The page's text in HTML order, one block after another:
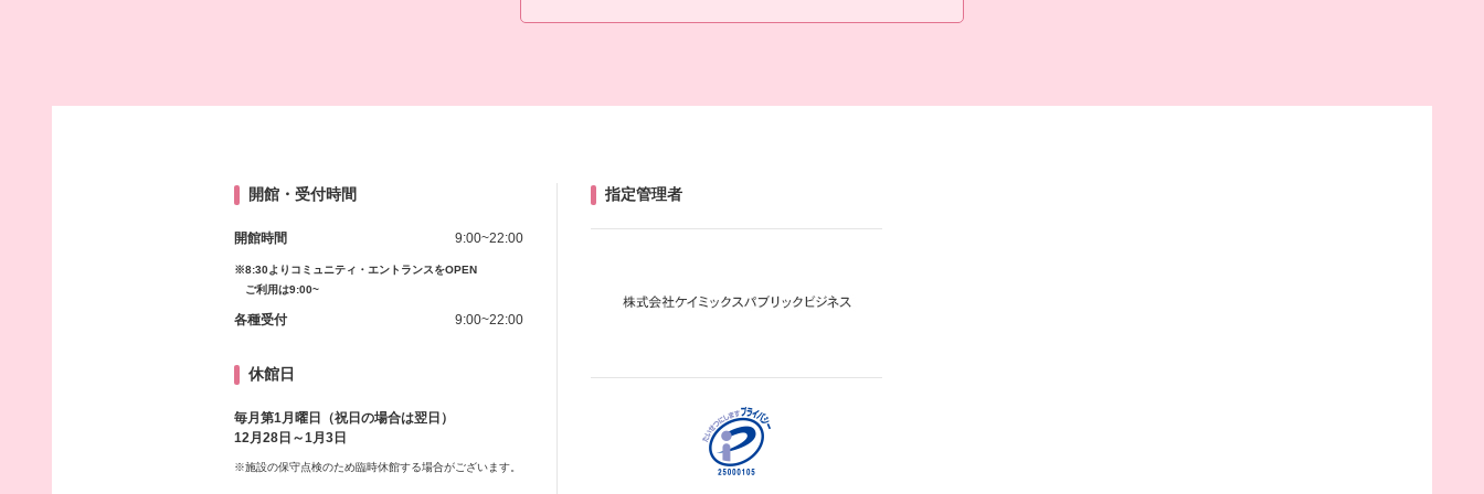
開館・受付時間
開館時間 9:00~22:00
※8:30よりコミュニティ・エントランスをOPEN
ご利用は9:00~
各種受付 9:00~22:00
休館日
毎月第1月曜日（祝日の場合は翌日）
12月28日～1月3日
※施設の保守点検のため臨時休館する場合がございます。
指定管理者